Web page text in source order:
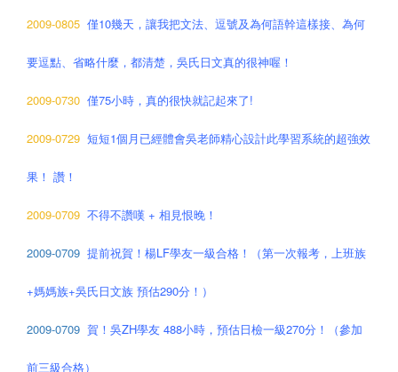
2009-0805 僅10幾天，讓我把文法、逗號及為何語幹這樣接、為何
要逗點、省略什麼，都清楚，吳氏日文真的很神喔！
2009-0730 僅75小時，真的很快就記起來了!
2009-0729 短短1個月已經體會吳老師精心設計此學習系統的超強效
果！ 讚！
2009-0709 不得不讚嘆 + 相見恨晚！
2009-0709 提前祝賀！楊LF學友一級合格！（第一次報考，上班族
+媽媽族+吳氏日文族 預估290分！）
2009-0709 賀！吳ZH學友 488小時，預估日檢一級270分！（參加
前三級合格）